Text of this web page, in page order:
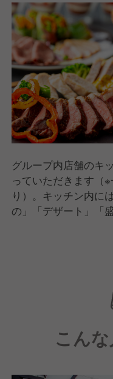
グループ内店舗のキ
っていただきます（
り）。キッチン内に
の」「デザート」「
◎定番料理だけでな
「本格的なエスニッ
など、多彩な調理体
こん